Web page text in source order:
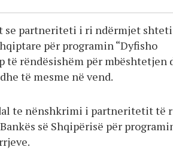
se partneriteti i ri ndërmjet
për programin “Dyfisho
të rëndësishëm për mbështetjen
të mesme në vend.
te nënshkrimi i partneritetit të
së Shqipërisë për